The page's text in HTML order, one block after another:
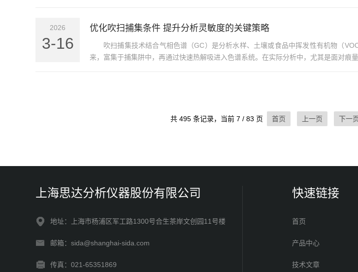
2026
3-16
优化吹扫捕集条件 提升分析灵敏度的关键策略
吹扫捕集技术结合气相色谱（GC）是分析水样、土壤或食品中挥发性有机物（
来，富集于捕集阱中，再通过快速热解吸进入色谱系统。在实际分析中，尤其是面对痕量
共 495 条记录，当前 7 / 83 页 首页 上一页 下一
上海思达分析仪器股份有限公司
地址：上海市杨浦区军工路1300号合生茶岸文创园11号楼
邮箱：sida@shanghai-sida.com
传真：021-65351869
快速链接
首页
产品中心
技术文章